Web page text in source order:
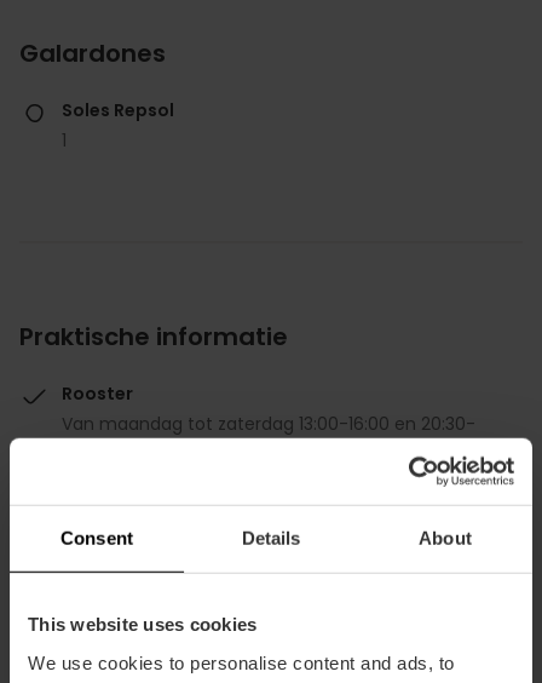
Consent Details About
This website uses cookies
We use cookies to personalise content and ads, to
Galardones
Soles Repsol
1
Praktische informatie
Rooster
Van maandag tot zaterdag 13:00-16:00 en 20:30-